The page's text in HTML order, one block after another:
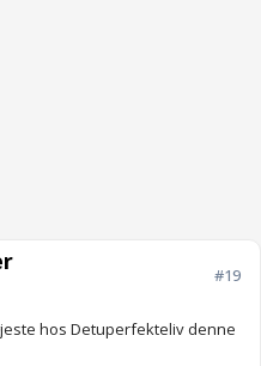
#19
hos Detuperfekteliv denne